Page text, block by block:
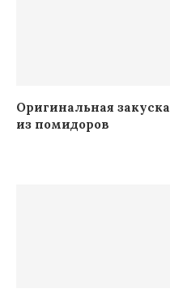
Оригинальная закуска
из помидоров